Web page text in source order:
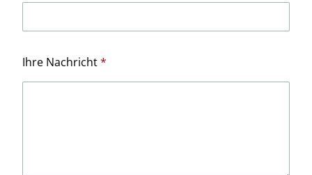
Ihre Nachricht